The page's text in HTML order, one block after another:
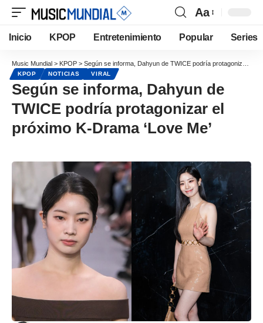
Aa
Inicio KPOP Entretenimiento Popular Series
Music Mundial > KPOP > Según se informa, Dahyun de TWICE podría protagonizar el próximo K-Drama ‘Love Me’
KPOP NOTICIAS VIRAL
Según se informa, Dahyun de
TWICE podría protagonizar el
próximo K-Drama ‘Love Me’